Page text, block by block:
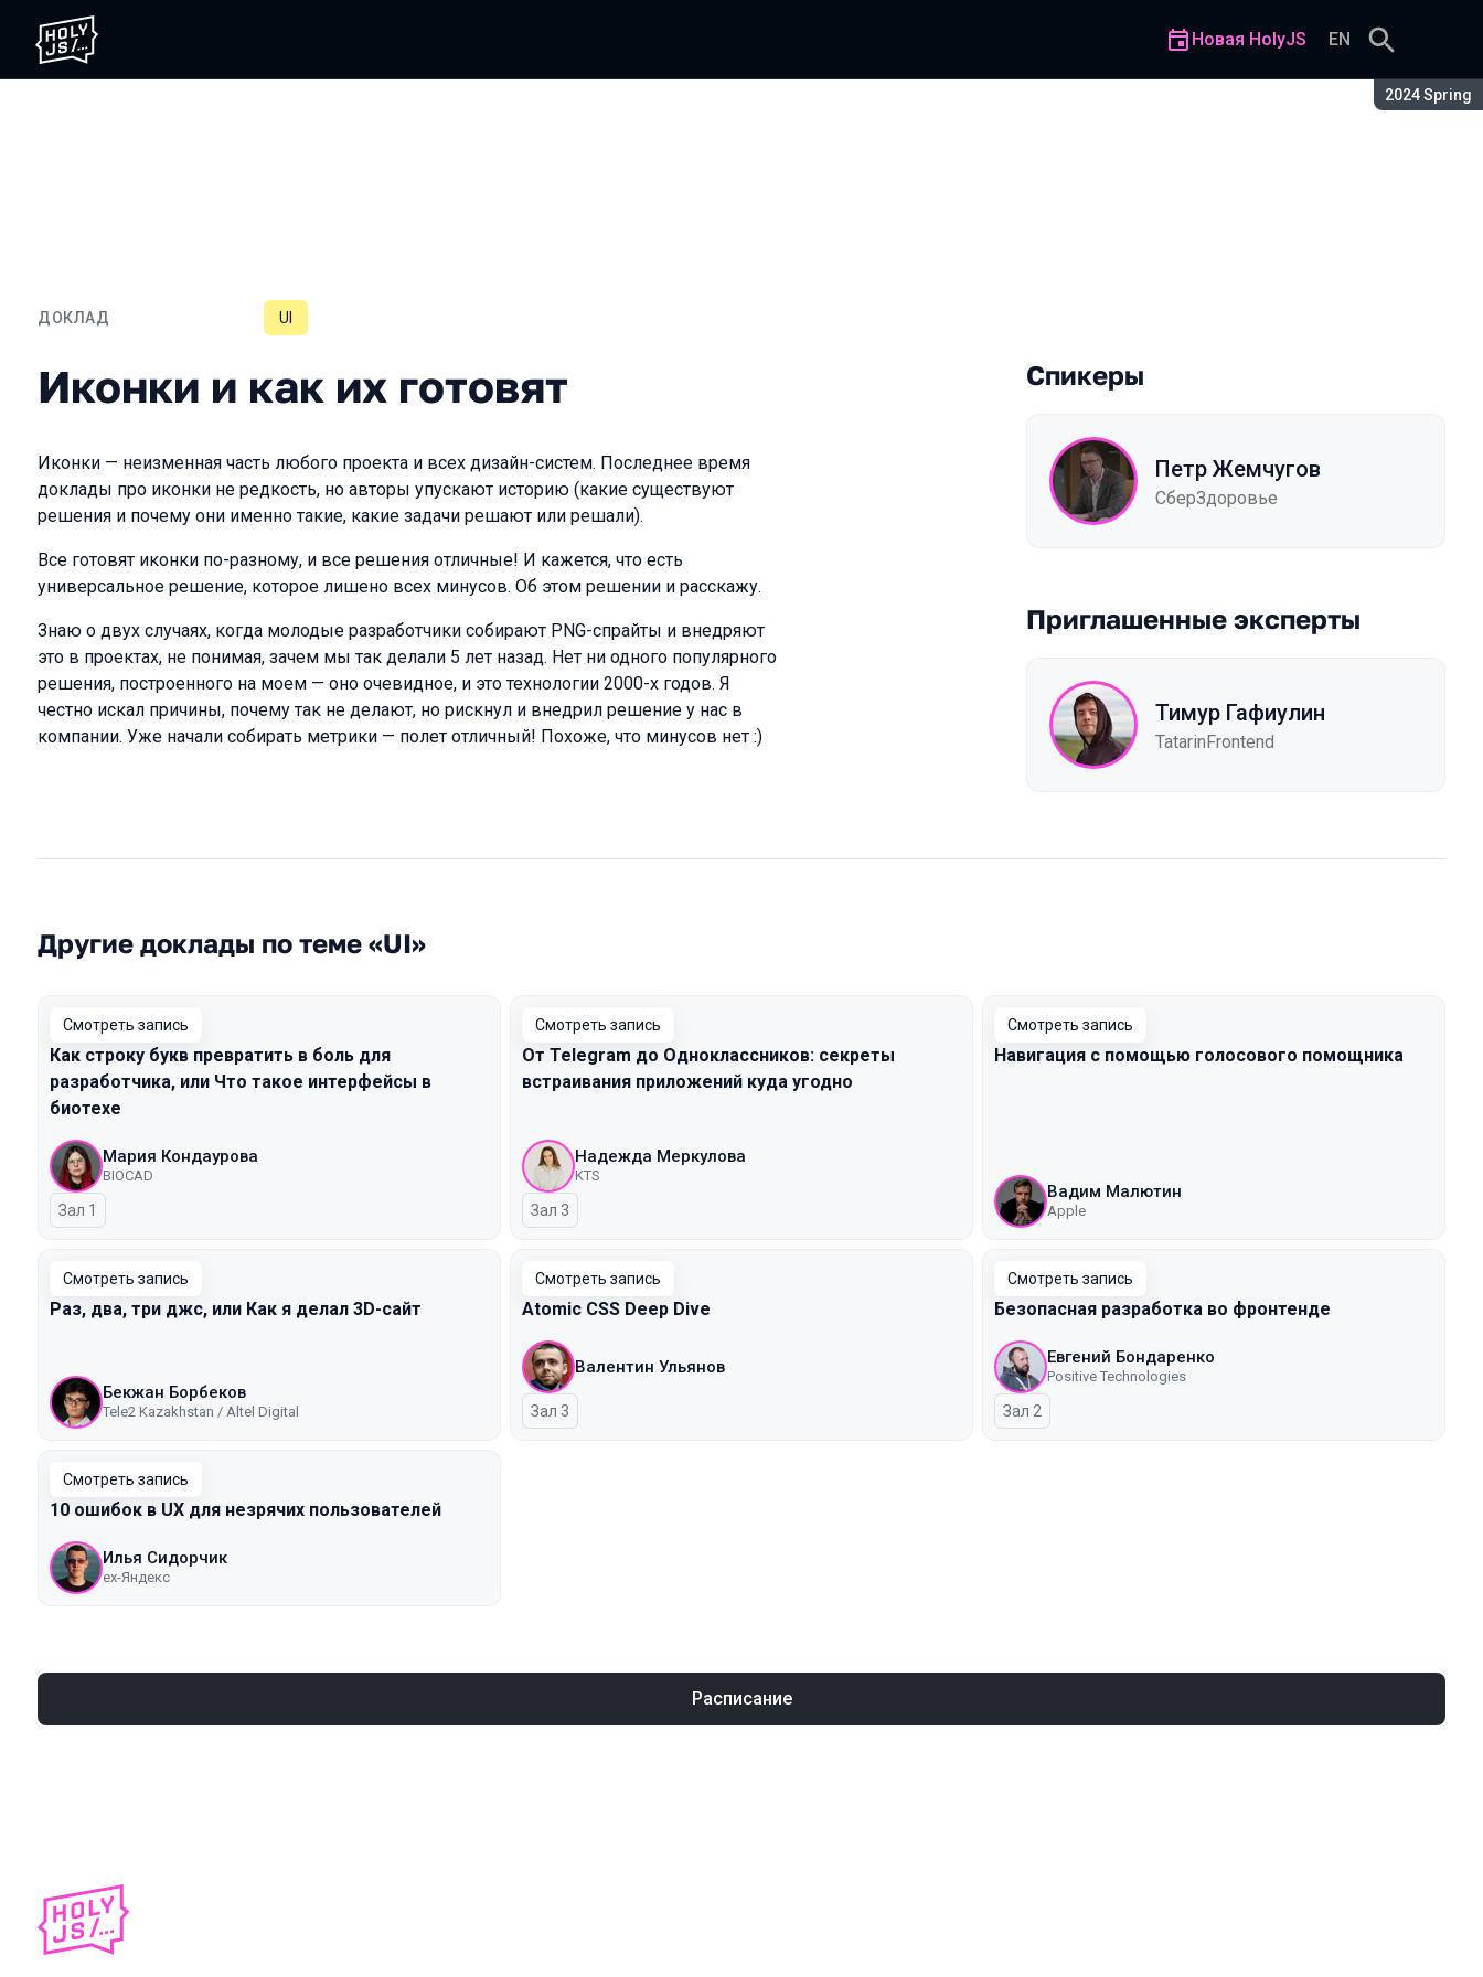
Сезон:
2024 Spring
Новая HolyJS EN
ДОКЛАД
Иконки и как их готовят
UI
Иконки и как их готовят
Иконки — неизменная часть любого проекта и всех дизайн-систем. Последнее время
доклады про иконки не редкость, но авторы упускают историю (какие существуют
решения и почему они именно такие, какие задачи решают или решали).
Все готовят иконки по-разному, и все решения отличные! И кажется, что есть
универсальное решение, которое лишено всех минусов. Об этом решении и расскажу.
Знаю о двух случаях, когда молодые разработчики собирают PNG-спрайты и внедряют
это в проектах, не понимая, зачем мы так делали 5 лет назад. Нет ни одного популярного
решения, построенного на моем — оно очевидное, и это технологии 2000-х годов. Я
честно искал причины, почему так не делают, но рискнул и внедрил решение у нас в
компании. Уже начали собирать метрики — полет отличный! Похоже, что минусов нет :)
Спикеры
Петр Жемчугов
СберЗдоровье
Приглашенные эксперты
Тимур Гафиулин
TatarinFrontend
Другие доклады по теме «UI»
Смотреть запись
Как строку букв превратить в боль для
разработчика, или Что такое интерфейсы в
биотехе
Мария Кондаурова
BIOCAD
Зал 1
Смотреть запись
От Telegram до Одноклассников: секреты
встраивания приложений куда угодно
Надежда Меркулова
KTS
Зал 3
Смотреть запись
Навигация с помощью голосового помощника
Вадим Малютин
Apple
Смотреть запись
Раз, два, три джс, или Как я делал 3D-сайт
Бекжан Борбеков
Tele2 Kazakhstan / Altel Digital
Смотреть запись
Atomic CSS Deep Dive
Валентин Ульянов
Зал 3
Смотреть запись
Безопасная разработка во фронтенде
Евгений Бондаренко
Positive Technologies
Зал 2
Смотреть запись
10 ошибок в UX для незрячих пользователей
Илья Сидорчик
ex-Яндекс
Расписание